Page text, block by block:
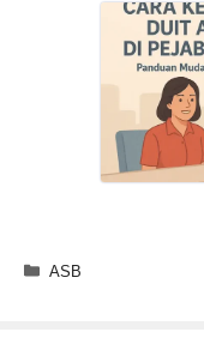
Categories
ASB